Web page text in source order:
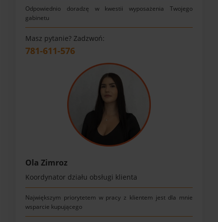
Odpowiednio doradzę w kwestii wyposażenia Twojego
gabinetu
Masz pytanie? Zadzwoń:
781-611-576
Ola Zimroz
Koordynator działu obsługi klienta
Największym priorytetem w pracy z klientem jest dla mnie
wsparcie kupującego